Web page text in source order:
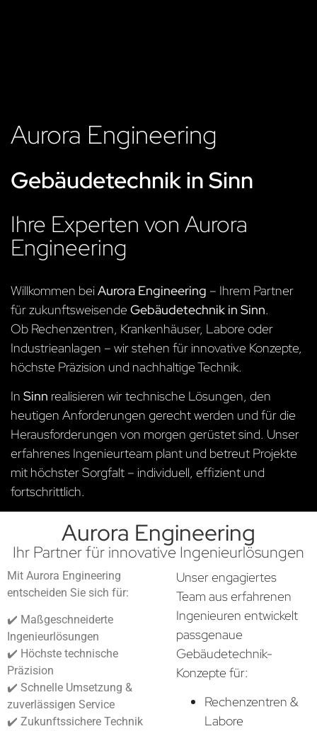
Aurora Engineering
Gebäudetechnik in Sinn
Ihre Experten von Aurora
Engineering
Willkommen beiAurora Engineering – Ihrem Partner
für zukunftsweisendeGebäudetechnik in Sinn.
Ob Rechenzentren, Krankenhäuser, Labore oder
Industrieanlagen – wir stehen für innovative Konzepte,
höchste Präzision und nachhaltige Technik.
In Sinn realisieren wir technische Lösungen, den
heutigen Anforderungen gerecht werden und für die
Herausforderungen von morgen gerüstet sind. Unser
erfahrenes Ingenieurteam plant und betreut Projekte
mit höchster Sorgfalt – individuell, effizient und
fortschrittlich.
Aurora Engineering
Ihr Partner für innovative Ingenieurlösungen
Mit Aurora Engineering
entscheiden Sie sich für:
✔️ Maßgeschneiderte
Ingenieurlösungen
✔️ Höchste technische
Präzision
✔️ Schnelle Umsetzung &
zuverlässigen Service
✔️ Zukunftssichere Technik
Unser engagiertes
Team aus erfahrenen
Ingenieuren entwickelt
passgenaue
Gebäudetechnik-
Konzepte für:
Rechenzentren &
Labore